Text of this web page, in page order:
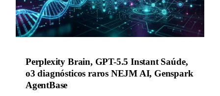
Perplexity Brain, GPT-5.5 Instant Saúde,
o3 diagnósticos raros NEJM AI, Genspark
AgentBase